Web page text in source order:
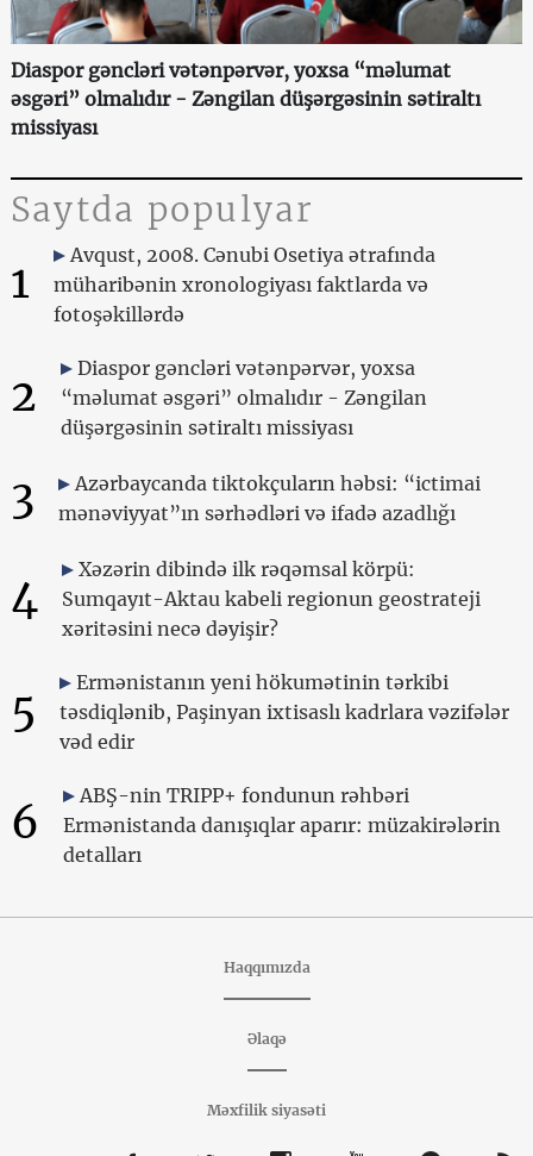
Diaspor gəncləri vətənpərvər, yoxsa “məlumat
əsgəri” olmalıdır - Zəngilan düşərgəsinin sətiraltı
missiyası
Saytda populyar
1
Avqust, 2008. Cənubi Osetiya ətrafında
müharibənin xronologiyası faktlarda və
fotoşəkillərdə
2
Diaspor gəncləri vətənpərvər, yoxsa
“məlumat əsgəri” olmalıdır - Zəngilan
düşərgəsinin sətiraltı missiyası
3
Azərbaycanda tiktokçuların həbsi: “ictimai
mənəviyyat”ın sərhədləri və ifadə azadlığı
4
Xəzərin dibində ilk rəqəmsal körpü:
Sumqayıt-Aktau kabeli regionun geostrateji
xəritəsini necə dəyişir?
5
Ermənistanın yeni hökumətinin tərkibi
təsdiqlənib, Paşinyan ixtisaslı kadrlara vəzifələr
vəd edir
6
ABŞ-nin TRIPP+ fondunun rəhbəri
Ermənistanda danışıqlar aparır: müzakirələrin
detalları
Haqqımızda
Əlaqə
Məxfilik siyasəti